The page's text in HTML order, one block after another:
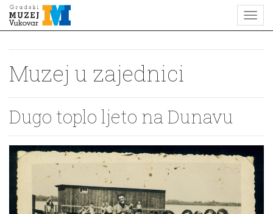
Muzej u zajednici
Dugo toplo ljeto na Dunavu